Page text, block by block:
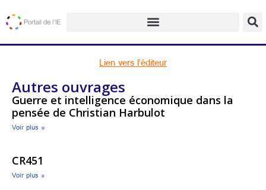
Lien vers l’éditeur
Autres ouvrages
Guerre et intelligence économique dans la
pensée de Christian Harbulot
Voir plus »
CR451
Voir plus »